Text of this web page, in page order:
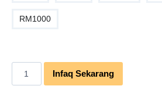
RM1000
Infaq Sekarang